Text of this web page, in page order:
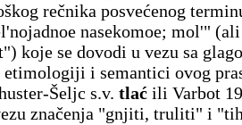
rečnika posvećenog
nasekomoe; mol'"
koje se dovodi u vezu sa
etimologiji i semantici ovog
Šeljc s.v. tlać ili Varbot
značenja "gnjiti, truliti" i